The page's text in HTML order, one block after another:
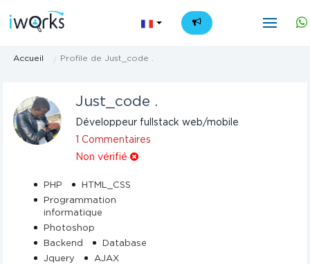
FR
Accueil Profile de Just_code .
Just_code .
Développeur fullstack web/mobile
1 Commentaires
Non vérifié
PHP
HTML_CSS
Programmation
informatique
Photoshop
Backend
Database
Jquery
AJAX